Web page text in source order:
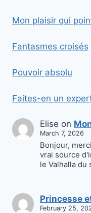
Mon plaisir qui
Fantasmes croisés
Pouvoir absolu
Faites-en un
Elise on
March 7, 2026
Bonjour,
vrai source
le Valhalla
Princesse
February 25,